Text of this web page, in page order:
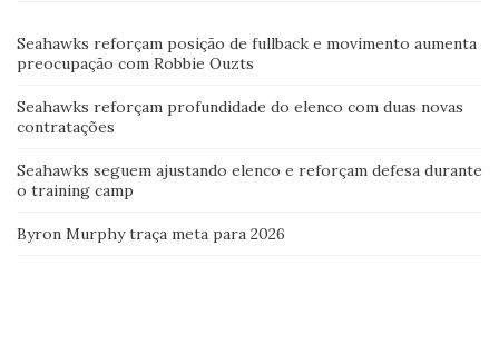
Seahawks reforçam posição de fullback e movimento aumenta
preocupação com Robbie Ouzts
Seahawks reforçam profundidade do elenco com duas novas
contratações
Seahawks seguem ajustando elenco e reforçam defesa durante
o training camp
Byron Murphy traça meta para 2026